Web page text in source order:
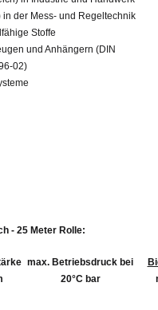
der Mess- und Regeltechnik
Stoffe
und Anhängern (DIN
02)
- 25 Meter Rolle:
max. Betriebsdruck bei
20°C bar